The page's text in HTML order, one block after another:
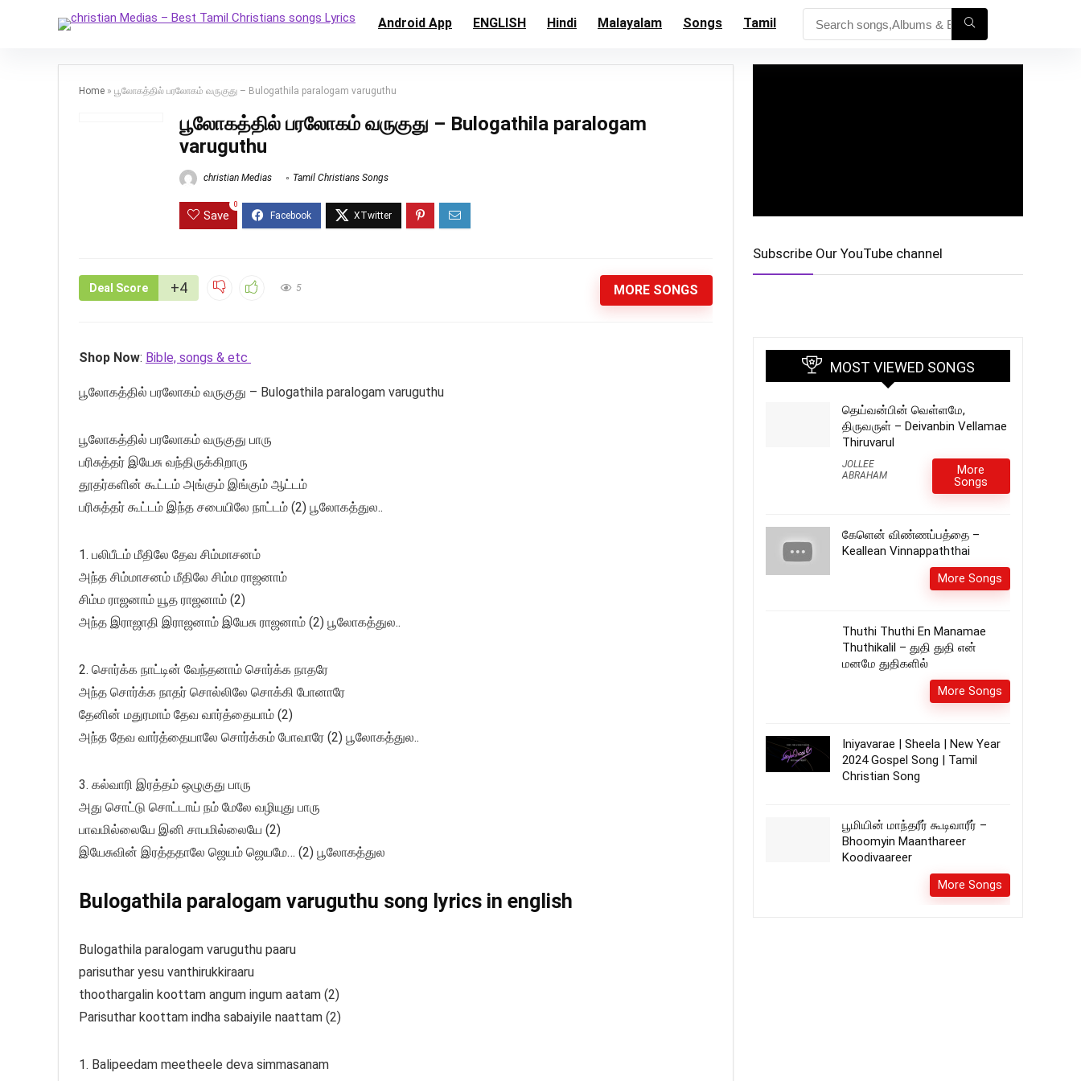
Android App ENGLISH Hindi Malayalam Songs Tamil
Home » பூலோகத்தில் பரலோகம் வருகுது – Bulogathila paralogam varuguthu
பூலோகத்தில் பரலோகம் வருகுது – Bulogathila paralogam
varuguthu
christian Medias Tamil Christians Songs
Save
0
Deal Score +4 5 MORE SONGS
Shop Now: Bible, songs & etc
பூலோகத்தில் பரலோகம் வருகுது – Bulogathila paralogam varuguthu
பூலோகத்தில் பரலோகம் வருகுது பாரு
பரிசுத்தர் இயேசு வந்திருக்கிறாரு
தூதர்களின் கூட்டம் அங்கும் இங்கும் ஆட்டம்
பரிசுத்தர் கூட்டம் இந்த சபையிலே நாட்டம் (2) பூலோகத்துல..
1. பலிபீடம் மீதிலே தேவ சிம்மாசனம்
அந்த சிம்மாசனம் மீதிலே சிம்ம ராஜனாம்
சிம்ம ராஜனாம் யூத ராஜனாம் (2)
அந்த இராஜாதி இராஜனாம் இயேசு ராஜனாம் (2) பூலோகத்துல..
2. சொர்க்க நாட்டின் வேந்தனாம் சொர்க்க நாதரே
அந்த சொர்க்க நாதர் சொல்லிலே சொக்கி போனாரே
தேனின் மதுரமாம் தேவ வார்த்தையாம் (2)
அந்த தேவ வார்த்தையாலே சொர்க்கம் போவாரே (2) பூலோகத்துல..
3. கல்வாரி இரத்தம் ஒழுகுது பாரு
அது சொட்டு சொட்டாய் நம் மேலே வழியுது பாரு
பாவமில்லையே இனி சாபமில்லையே (2)
இயேசுவின் இரத்ததாலே ஜெயம் ஜெயமே… (2) பூலோகத்துல
Bulogathila paralogam varuguthu song lyrics in english
Bulogathila paralogam varuguthu paaru
parisuthar yesu vanthirukkiraaru
thoothargalin koottam angum ingum aatam (2)
Parisuthar koottam indha sabaiyile naattam (2)
1. Balipeedam meetheele deva simmasanam
Subscribe Our YouTube channel
MOST VIEWED SONGS
தெய்வன்பின் வெள்ளமே,
திருவருள் – Deivanbin Vellamae
Thiruvarul
JOLLEE
ABRAHAM
More
Songs
கேளென் விண்ணப்பத்தை –
Keallean Vinnappaththai
More Songs
Thuthi Thuthi En Manamae
Thuthikalil – துதி துதி என்
மனமே துதிகளில்
More Songs
Iniyavarae | Sheela | New Year
2024 Gospel Song | Tamil
Christian Song
பூமியின் மாந்தரீர் கூடிவாரீர் –
Bhoomyin Maanthareer
Koodivaareer
More Songs